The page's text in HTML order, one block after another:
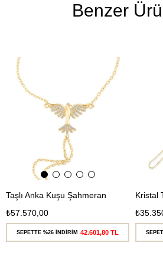
Benzer
Taşlı Anka Kuşu Şahmeran
₺57.570,00
Ücretsiz
Kargo
SEPETTE %26 İNDİRİM 42.601,80 TL
Kristal